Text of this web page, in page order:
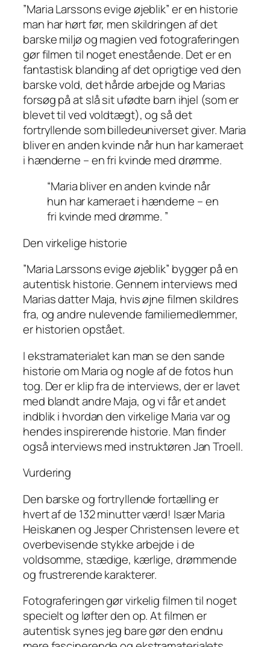
”Maria Larssons evige øjeblik” er en historie
man har hørt før, men skildringen af det
barske miljø og magien ved fotograferingen
gør filmen til noget enestående. Det er en
fantastisk blanding af det oprigtige ved den
barske vold, det hårde arbejde og Marias
forsøg på at slå sit ufødte barn ihjel (som er
blevet til ved voldtægt), og så det
fortryllende som billedeuniverset giver. Maria
bliver en anden kvinde når hun har kameraet
i hænderne – en fri kvinde med drømme.
“Maria bliver en anden kvinde når
hun har kameraet i hænderne – en
fri kvinde med drømme. ”
Den virkelige historie
”Maria Larssons evige øjeblik” bygger på en
autentisk historie. Gennem interviews med
Marias datter Maja, hvis øjne filmen skildres
fra, og andre nulevende familiemedlemmer,
er historien opstået.
I ekstramaterialet kan man se den sande
historie om Maria og nogle af de fotos hun
tog. Der er klip fra de interviews, der er lavet
med blandt andre Maja, og vi får et andet
indblik i hvordan den virkelige Maria var og
hendes inspirerende historie. Man finder
også interviews med instruktøren Jan Troell.
Vurdering
Den barske og fortryllende fortælling er
hvert af de 132 minutter værd! Især Maria
Heiskanen og Jesper Christensen levere et
overbevisende stykke arbejde i de
voldsomme, stædige, kærlige, drømmende
og frustrerende karakterer.
Fotograferingen gør virkelig filmen til noget
specielt og løfter den op. At filmen er
autentisk synes jeg bare gør den endnu